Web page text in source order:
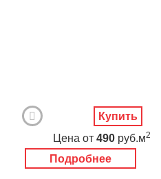
Подробнее
Цена от 490 руб.м2
Купить